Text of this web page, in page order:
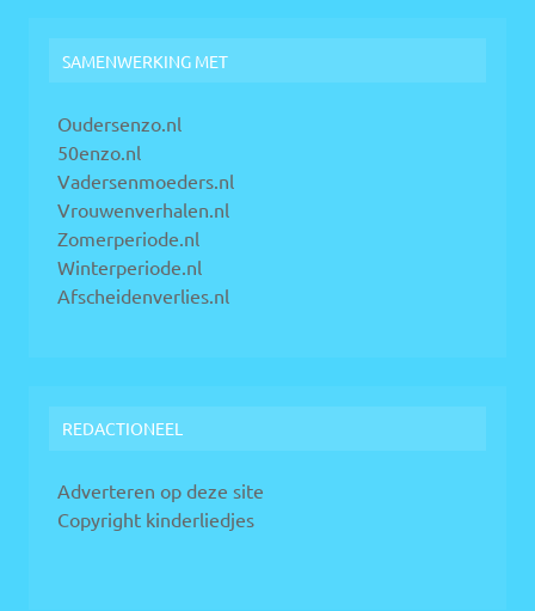
SAMENWERKING MET
Oudersenzo.nl
50enzo.nl
Vadersenmoeders.nl
Vrouwenverhalen.nl
Zomerperiode.nl
Winterperiode.nl
Afscheidenverlies.nl
REDACTIONEEL
Adverteren op deze site
Copyright kinderliedjes